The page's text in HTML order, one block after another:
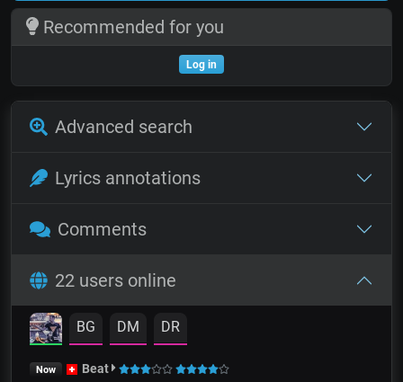
Recommended for you
Log in
Advanced search
Lyrics annotations
Comments
22 users online
BG DM DR
Now Beat